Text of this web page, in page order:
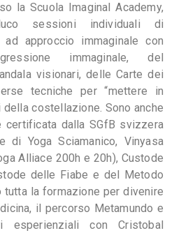
la Scuola Imaginal Academy,
sessioni individuali di
approccio immaginale con
immaginale, del
visionari, delle Carte dei
tecniche per “mettere in
della costellazione. Sono anche
certificata dalla SGfB svizzera
di Yoga Sciamanico, Vinyasa
Alliace 200h e 20h), Custode
delle Fiabe e del Metodo
la formazione per divenire
il percorso Metamundo e
esperienziali con Cristobal